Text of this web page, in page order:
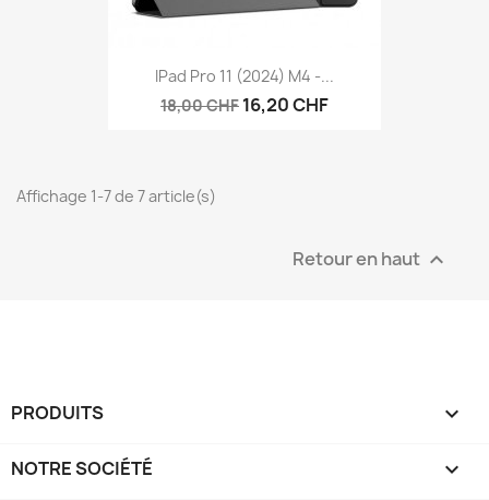
IPad Pro 11 (2024) M4 -...
18,00 CHF 16,20 CHF
Affichage 1-7 de 7 article(s)
Retour en haut 
PRODUITS 
NOTRE SOCIÉTÉ 